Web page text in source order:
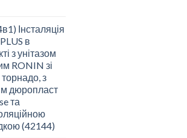
Інсталяція
в
з унітазом
RONIN зі
з
дюропласт
та
(42144)